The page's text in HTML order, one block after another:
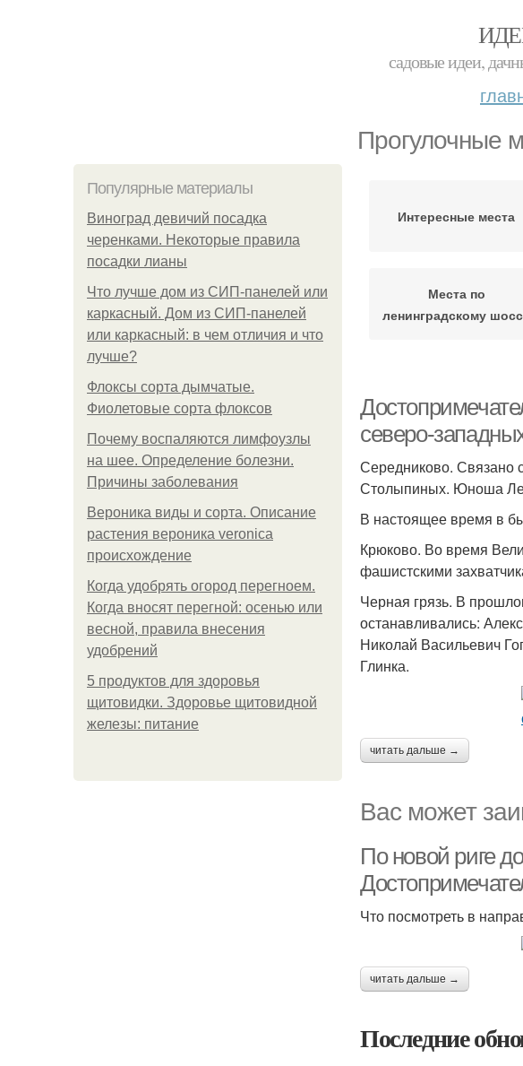
садовые идеи,
Прогулочные
Популярные материалы
Виноград девичий посадка
черенками. Некоторые правила
посадки лианы
Что лучше дом из СИП-панелей или
каркасный. Дом из СИП-панелей
или каркасный: в чем отличия и что
лучше?
Флоксы сорта дымчатые.
Фиолетовые сорта флоксов
Почему воспаляются лимфоузлы
на шее. Определение болезни.
Причины заболевания
Вероника виды и сорта. Описание
растения вероника veronica
происхождение
Когда удобрять огород перегноем.
Когда вносят перегной: осенью или
весной, правила внесения
удобрений
5 продуктов для здоровья
щитовидки. Здоровье щитовидной
железы: питание
Интересные места
Места по
ленинградскому
северо-
Середниково. Связано
Столыпиных. Юноша
В настоящее время в
Крюково. Во время
фашистскими
Черная грязь. В
останавливались:
Николай Васильевич
Глинка.
читать дальше →
Вас может
По новой риге
Что посмотреть в
читать дальше →
Последние